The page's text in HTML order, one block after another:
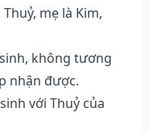
mẹ là Kim,
không tương
nhận được.
với Thuỷ của